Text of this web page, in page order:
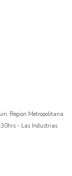
Region Metropolitana
- Las Industrias